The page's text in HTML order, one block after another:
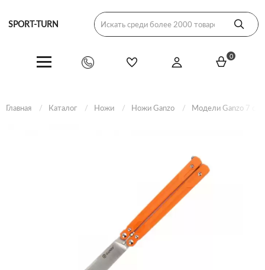
SPORT-TURN
0
Главная Каталог Ножи Ножи Ganzo Модели Ganzo 7